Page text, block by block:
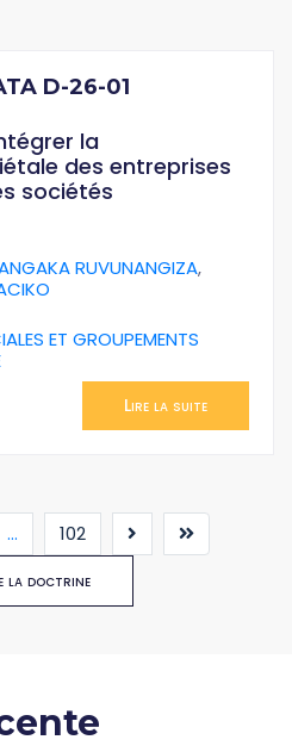
D-26-01
la
des entreprises
sociétés
RUVUNANGIZA,
ET GROUPEMENTS
Lire la suite
... 102
la doctrine